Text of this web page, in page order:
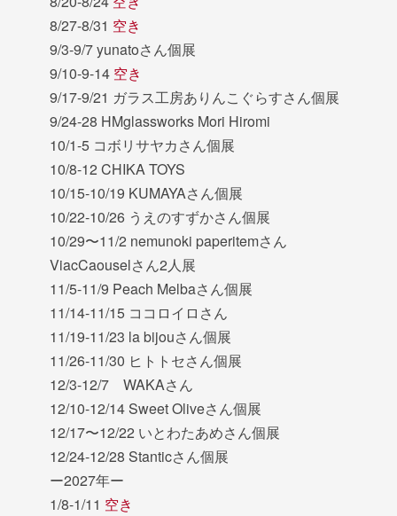
8/27-8/31 空き
9/3-9/7 yunatoさん個展
9/10-9-14 空き
9/17-9/21 ガラス工房ありんこぐらすさん個展
9/24-28 HMglassworks Mori Hiromi
10/1-5 コボリサヤカさん個展
10/8-12 CHIKA TOYS
10/15-10/19 KUMAYAさん個展
10/22-10/26 うえのすずかさん個展
10/29〜11/2 nemunoki paperitemさん
ViacCaouselさん2人展
11/5-11/9 Peach Melbaさん個展
11/14-11/15 ココロイロさん
11/19-11/23 la bijouさん個展
11/26-11/30 ヒトトセさん個展
12/3-12/7 WAKAさん
12/10-12/14 Sweet Oliveさん個展
12/17〜12/22 いとわたあめさん個展
12/24-12/28 Stanticさん個展
ー2027年ー
1/8-1/11 空き